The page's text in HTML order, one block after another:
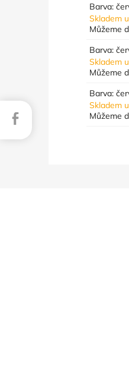
Barva:
Skladem
Můžeme
Barva:
Skladem
Můžeme
Barva:
Skladem
Můžeme